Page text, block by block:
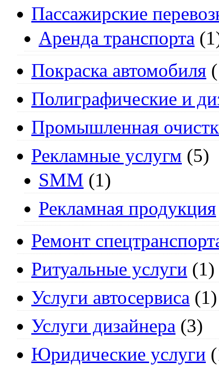
Пассажирские
Аренда транспорта
Покраска автомобиля
Полиграфические и
Промышленная
Рекламные услугм (5)
SMM (1)
Рекламная продукция
Ремонт
Ритуальные услуги (1)
Услуги автосервиса (1)
Услуги дизайнера (3)
Юридические услуги